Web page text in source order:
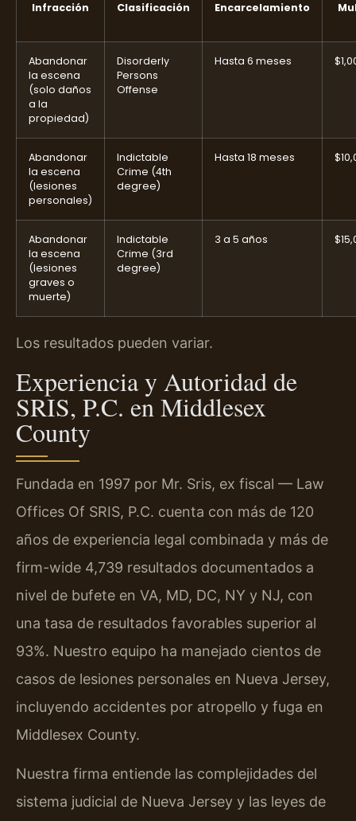
Infracción Clasificación Encarcelamiento
Abandonar
la escena
(solo daños
a la
propiedad)
Disorderly
Persons
Offense
Hasta 6 meses
Abandonar
la escena
(lesiones
personales)
Indictable
Crime (4th
degree)
Hasta 18 meses
Abandonar
la escena
(lesiones
graves o
muerte)
Indictable
Crime (3rd
degree)
3 a 5 años
Los resultados pueden variar.
Experiencia y Autoridad de
SRIS, P.C. en Middlesex
County
Fundada en 1997 por Mr. Sris, ex fiscal — Law
Offices Of SRIS, P.C. cuenta con más de 120
años de experiencia legal combinada y más de
firm-wide 4,739 resultados documentados a
nivel de bufete en VA, MD, DC, NY y NJ, con
una tasa de resultados favorables superior al
93%. Nuestro equipo ha manejado cientos de
casos de lesiones personales en Nueva Jersey,
incluyendo accidentes por atropello y fuga en
Middlesex County.
Nuestra firma entiende las complejidades del
sistema judicial de Nueva Jersey y las leyes de